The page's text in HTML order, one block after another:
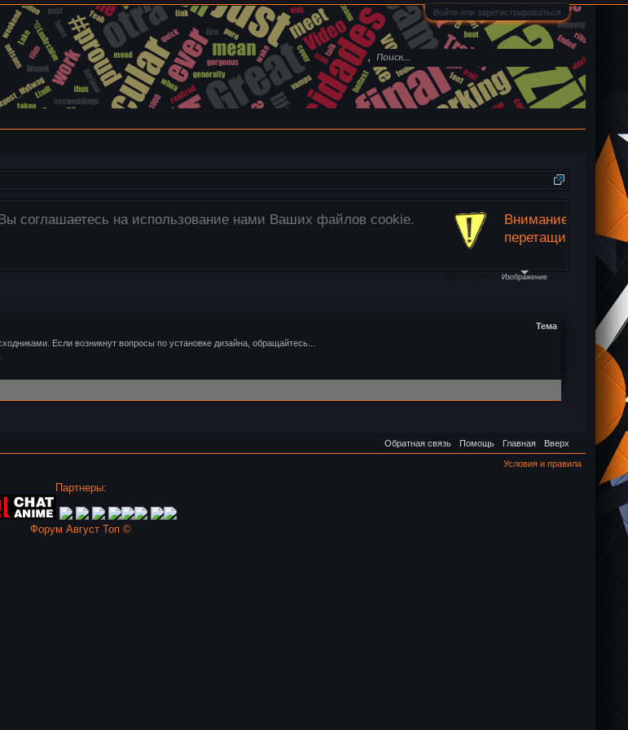
Войти или зарегистрироваться
на наш сервер! Для этого используйте кнопку«Прикрепить файлы»
ниже или просто
Изображение
Тема
Если возникнут вопросы по установке дизайна, обращайтесь...
Обратная связь Помощь Главная Вверх
Условия и правила
Партнеры:
Форум Август Топ ©